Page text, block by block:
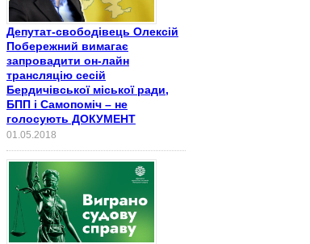
Депутат-свободівець Олексій
Побережний вимагає
запровадити он-лайн
трансляцію сесій
Бердичівської міської ради,
БПП і Самопоміч – не
голосують ДОКУМЕНТ
01.05.2018